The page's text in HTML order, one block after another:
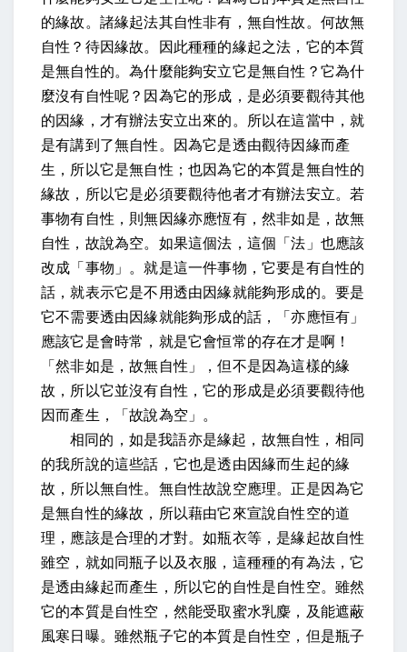
的緣故。諸緣起法其自性非有，無自性故。何故無
自性？待因緣故。因此種種的緣起之法，它的本質
是無自性的。為什麼能夠安立它是無自性？它為什
麼沒有自性呢？因為它的形成，是必須要觀待其他
的因緣，才有辦法安立出來的。所以在這當中，就
是有講到了無自性。因為它是透由觀待因緣而產
生，所以它是無自性；也因為它的本質是無自性的
緣故，所以它是必須要觀待他者才有辦法安立。若
事物有自性，則無因緣亦應恆有，然非如是，故無
自性，故說為空。如果這個法，這個「法」也應該
改成「事物」。就是這一件事物，它要是有自性的
話，就表示它是不用透由因緣就能夠形成的。要是
它不需要透由因緣就能夠形成的話，「亦應恒有」
應該它是會時常，就是它會恒常的存在才是啊！
「然非如是，故無自性」，但不是因為這樣的緣
故，所以它並沒有自性，它的形成是必須要觀待他
因而產生，「故說為空」。
相同的，如是我語亦是緣起，故無自性，相同
的我所說的這些話，它也是透由因緣而生起的緣
故，所以無自性。無自性故說空應理。正是因為它
是無自性的緣故，所以藉由它來宣說自性空的道
理，應該是合理的才對。如瓶衣等，是緣起故自性
雖空，就如同瓶子以及衣服，這種種的有為法，它
是透由緣起而產生，所以它的自性是自性空。雖然
它的本質是自性空，然能受取蜜水乳麋，及能遮蔽
風寒日曝。雖然瓶子它的本質是自性空，但是瓶子